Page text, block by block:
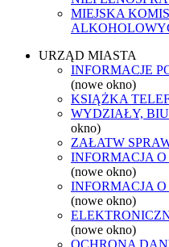
MIEJSKA
URZĄD MIASTA
INFORMACJE
(nowe okno)
KSIĄŻKA
WYDZIAŁY,
okno)
ZAŁATW
INFORMACJA
(nowe okno)
INFORMACJA
(nowe okno)
(nowe okno)
OCHRONA